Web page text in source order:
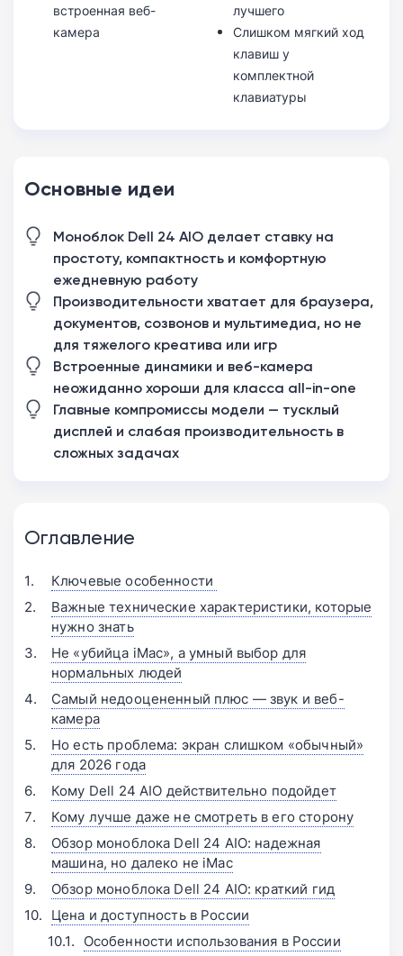
встроенная веб-
камера
лучшего
Слишком мягкий ход
клавиш у
комплектной
клавиатуры
Основные идеи
Моноблок Dell 24 AIO делает ставку на
простоту, компактность и комфортную
ежедневную работу
Производительности хватает для браузера,
документов, созвонов и мультимедиа, но не
для тяжелого креатива или игр
Встроенные динамики и веб-камера
неожиданно хороши для класса all-in-one
Главные компромиссы модели — тусклый
дисплей и слабая производительность в
сложных задачах
Оглавление
Ключевые особенности
Важные технические характеристики, которые
нужно знать
Не «убийца iMac», а умный выбор для
нормальных людей
Самый недооцененный плюс — звук и веб-
камера
Но есть проблема: экран слишком «обычный»
для 2026 года
Кому Dell 24 AIO действительно подойдет
Кому лучше даже не смотреть в его сторону
Обзор моноблока Dell 24 AIO: надежная
машина, но далеко не iMac
Обзор моноблока Dell 24 AIO: краткий гид
Цена и доступность в России
Особенности использования в России